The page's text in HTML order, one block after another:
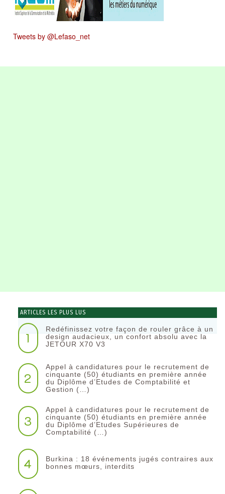
Tweets by @Lefaso_net
ARTICLES LES PLUS LUS
1
Redéfinissez votre façon de rouler grâce à un
design audacieux, un confort absolu avec la
JETOUR X70 V3
2
Appel à candidatures pour le recrutement de
cinquante (50) étudiants en première année
du Diplôme d’Etudes de Comptabilité et
Gestion (…)
3
Appel à candidatures pour le recrutement de
cinquante (50) étudiants en première année
du Diplôme d’Etudes Supérieures de
Comptabilité (…)
4
Burkina : 18 événements jugés contraires aux
bonnes mœurs, interdits